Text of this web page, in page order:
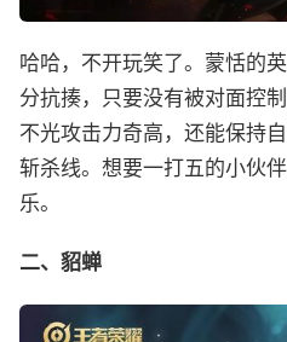
哈哈，不开玩笑了。蒙恬的
分抗揍，只要没有被对面控
不光攻击力奇高，还能保持
斩杀线。想要一打五的小伙
乐。
二、貂蝉